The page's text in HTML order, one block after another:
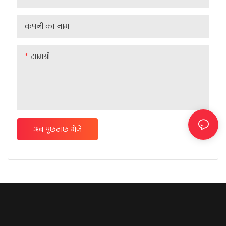
कंपनी का नाम
सामग्री
अब पूछताछ भेजें